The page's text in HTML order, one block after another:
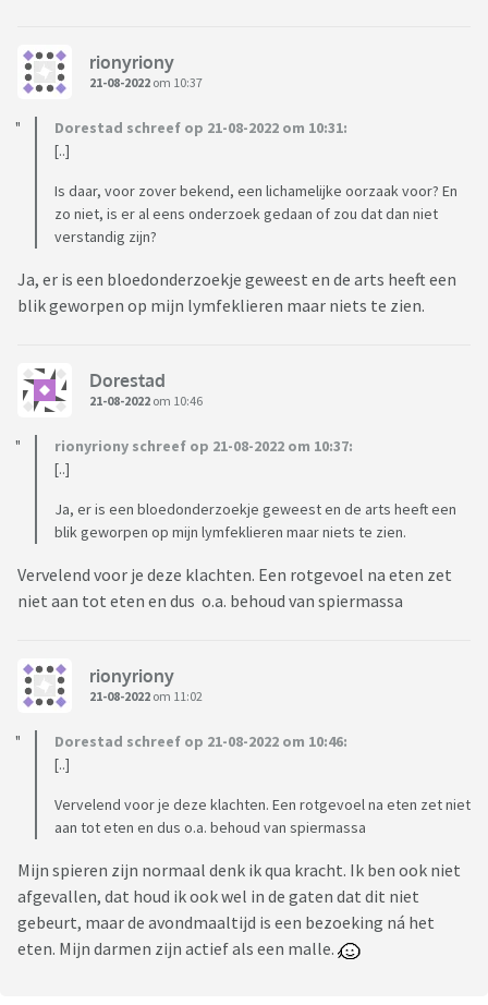
rionyriony
21-08-2022 om 10:37
Dorestad schreef op 21-08-2022 om 10:31:
[..]
Is daar, voor zover bekend, een lichamelijke oorzaak voor? En
zo niet, is er al eens onderzoek gedaan of zou dat dan niet
verstandig zijn?
Ja, er is een bloedonderzoekje geweest en de arts heeft een
blik geworpen op mijn lymfeklieren maar niets te zien.
Dorestad
21-08-2022 om 10:46
rionyriony schreef op 21-08-2022 om 10:37:
[..]
Ja, er is een bloedonderzoekje geweest en de arts heeft een
blik geworpen op mijn lymfeklieren maar niets te zien.
Vervelend voor je deze klachten. Een rotgevoel na eten zet
niet aan tot eten en dus o.a. behoud van spiermassa
rionyriony
21-08-2022 om 11:02
Dorestad schreef op 21-08-2022 om 10:46:
[..]
Vervelend voor je deze klachten. Een rotgevoel na eten zet niet
aan tot eten en dus o.a. behoud van spiermassa
Mijn spieren zijn normaal denk ik qua kracht. Ik ben ook niet
afgevallen, dat houd ik ook wel in de gaten dat dit niet
gebeurt, maar de avondmaaltijd is een bezoeking ná het
eten. Mijn darmen zijn actief als een malle.